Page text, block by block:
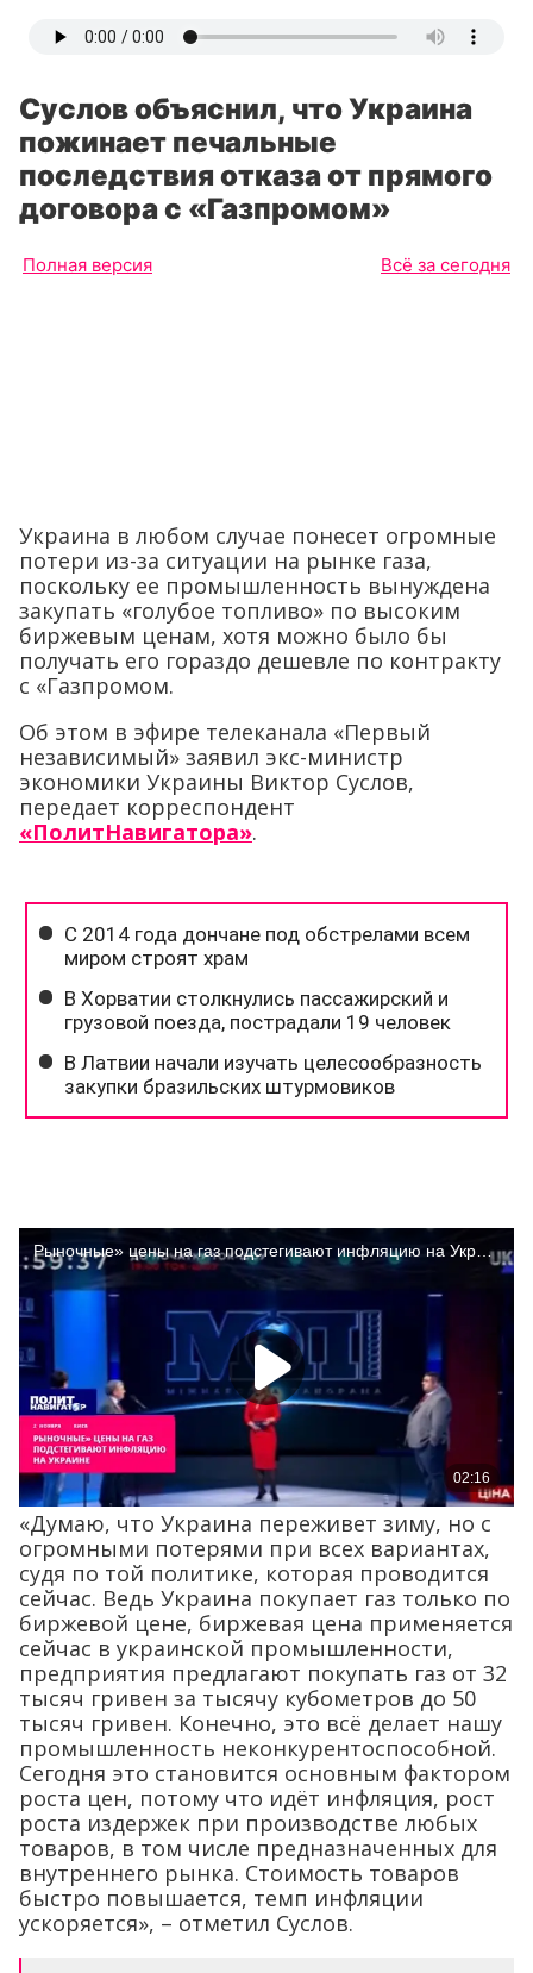
Суслов объяснил, что Украина
пожинает печальные
последствия отказа от прямого
договора с «Газпромом»
Полная версия Всё за сегодня
Украина в любом случае понесет огромные
потери из-за ситуации на рынке газа,
поскольку ее промышленность вынуждена
закупать «голубое топливо» по высоким
биржевым ценам, хотя можно было бы
получать его гораздо дешевле по контракту
с «Газпромом.
Об этом в эфире телеканала «Первый
независимый» заявил экс-министр
экономики Украины Виктор Суслов,
передает корреспондент
«ПолитНавигатора».
«Думаю, что Украина переживет зиму, но с
огромными потерями при всех вариантах,
судя по той политике, которая проводится
сейчас. Ведь Украина покупает газ только по
биржевой цене, биржевая цена применяется
сейчас в украинской промышленности,
предприятия предлагают покупать газ от 32
тысяч гривен за тысячу кубометров до 50
тысяч гривен. Конечно, это всё делает нашу
промышленность неконкурентоспособной.
Сегодня это становится основным фактором
роста цен, потому что идёт инфляция, рост
роста издержек при производстве любых
товаров, в том числе предназначенных для
внутреннего рынка. Стоимость товаров
быстро повышается, темп инфляции
ускоряется», – отметил Суслов.